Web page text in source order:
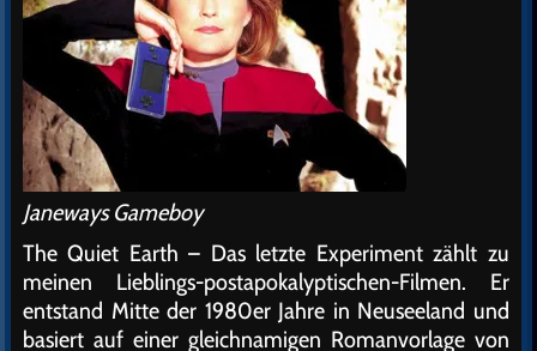
Janeways Gameboy
The Quiet Earth – Das letzte Experiment zählt zu
meinen Lieblings-postapokalyptischen-Filmen. Er
entstand Mitte der 1980er Jahre in Neuseeland und
basiert auf einer gleichnamigen Romanvorlage von